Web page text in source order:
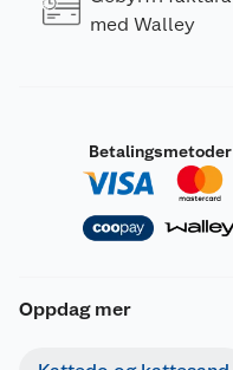
med Walley
Betalingsmetoder
Oppdag mer
Generelt